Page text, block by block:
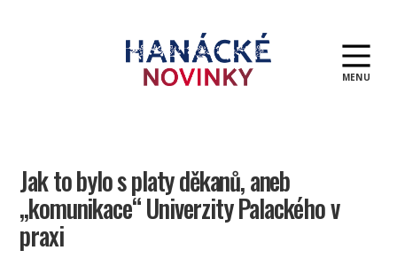
MENU
Jak to bylo s platy děkanů, aneb
„komunikace“ Univerzity Palackého v
praxi